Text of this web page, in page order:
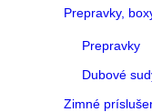
Prepravky,
Prepravky
Dubové
Zimné